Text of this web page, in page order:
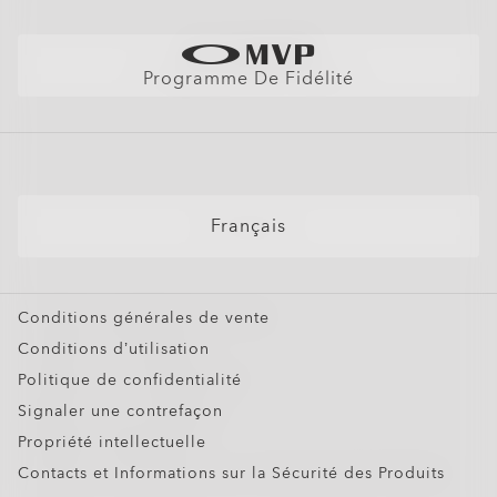
Oakley Meta HSTN Replacement Lens
Tableau des tailles
Lunettes de Soleil de Sport
Better Cotton Initiative
Français
Programme De Fidélité
Conditions générales de vente
Conditions d’utilisation
Politique de confidentialité
Signaler une contrefaçon
Propriété intellectuelle
Contacts et Informations sur la Sécurité des Produits